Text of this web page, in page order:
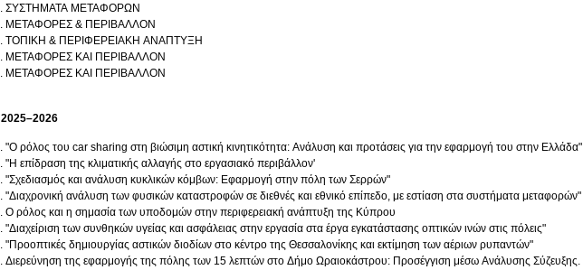
ΣΥΣΤΗΜΑΤΑ ΜΕΤΑΦΟΡΩΝ
ΜΕΤΑΦΟΡΕΣ & ΠΕΡΙΒΑΛΛΟΝ
ΤΟΠΙΚΗ & ΠΕΡΙΦΕΡΕΙΑΚΗ ΑΝΑΠΤΥΞΗ
ΜΕΤΑΦΟΡΕΣ ΚΑΙ ΠΕΡΙΒΑΛΛΟΝ
ΜΕΤΑΦΟΡΕΣ ΚΑΙ ΠΕΡΙΒΑΛΛΟΝ
2025–2026
"Ο ρόλος του car sharing στη βιώσιμη αστική κινητικότητα: Ανάλυση και προτάσεις για την εφαρμογή του στην Ελλάδα"
"Η επίδραση της κλιματικής αλλαγής στο εργασιακό περιβάλλον'
"Σχεδιασμός και ανάλυση κυκλικών κόμβων: Εφαρμογή στην πόλη των Σερρών"
"Διαχρονική ανάλυση των φυσικών καταστροφών σε διεθνές και εθνικό επίπεδο, με εστίαση στα συστήματα μεταφορών"
Ο ρόλος και η σημασία των υποδομών στην περιφερειακή ανάπτυξη της Κύπρου
"Διαχείριση των συνθηκών υγείας και ασφάλειας στην εργασία στα έργα εγκατάστασης οπτικών ινών στις πόλεις"
"Προοπτικές δημιουργίας αστικών διοδίων στο κέντρο της Θεσσαλονίκης και εκτίμηση των αέριων ρυπαντών"
Διερεύνηση της εφαρμογής της πόλης των 15 λεπτών στο Δήμο Ωραιοκάστρου: Προσέγγιση μέσω Ανάλυσης Σύζευξης.